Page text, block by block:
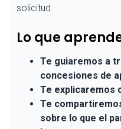
solicitud.
Lo que
Te guiaremos a
concesiones de
Te explicaremos
Te
sobre lo que el